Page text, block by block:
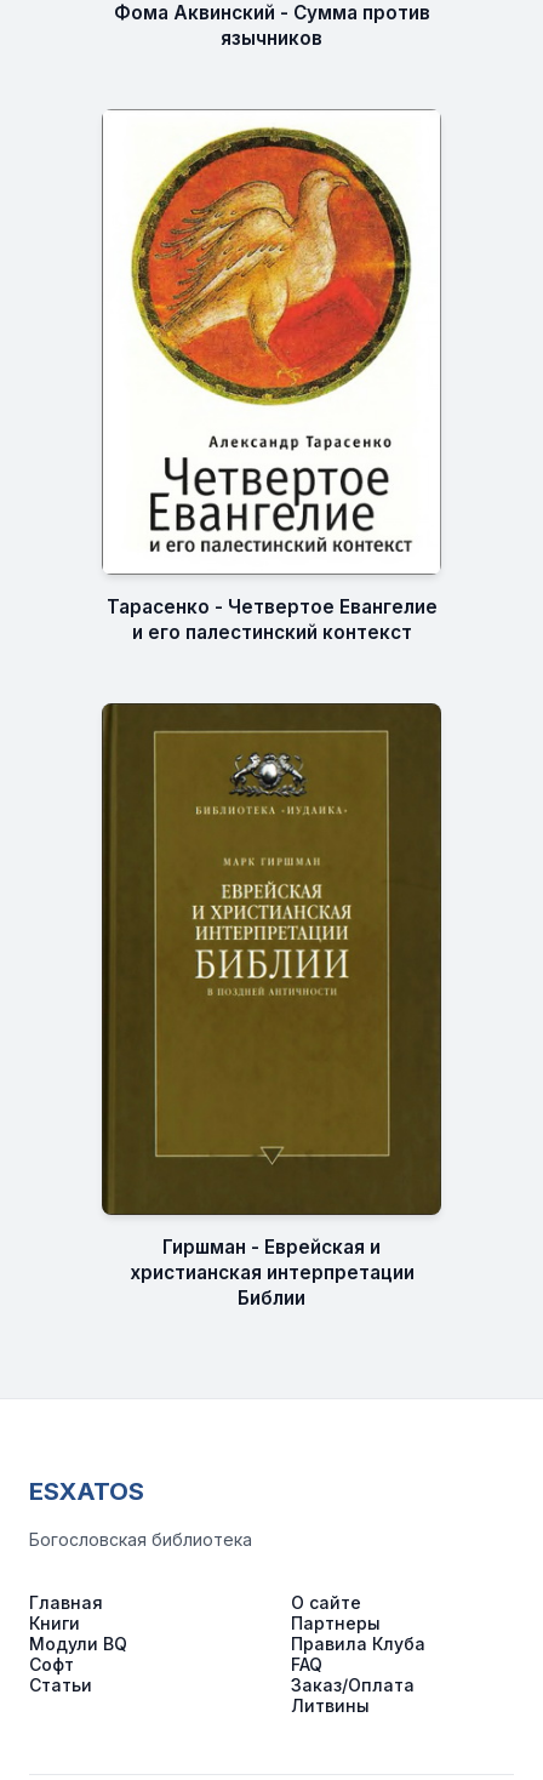
Фома Аквинский - Сумма против
язычников
Тарасенко - Четвертое Евангелие
и его палестинский контекст
Гиршман - Еврейская и
христианская интерпретации
Библии
ESXATOS
Богословская библиотека
Главная
Книги
Модули BQ
Софт
Статьи
О сайте
Партнеры
Правила Клуба
FAQ
Заказ/Оплата
Литвины